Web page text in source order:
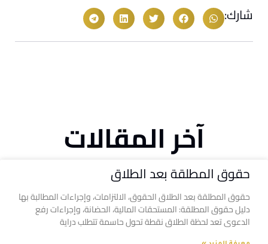
شارك:
آخر المقالات
حقوق المطلقة بعد الطلاق
حقوق المطلقة بعد الطلاق الحقوق، الالتزامات، وإجراءات المطالبة بها
دليل حقوق المطلقة: المستحقات المالية، الحضانة، وإجراءات رفع
الدعوى تعد لحظة الطلاق نقطة تحول حاسمة تتطلب دراية